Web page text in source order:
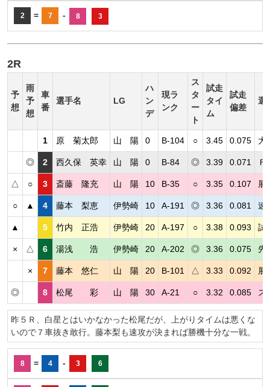
2 = 7 - 8 3
2R
予
想
雨
予
想
車
番
選手名 LG
ハ
ン
デ
現ラ
ンク
ス
タ
ー
ト
試走
タイ
ム
試走
偏差
選
1 原 菊太郎 山 陽 0 B-104 ○ 3.45 0.075 大
◎ 2 西久保 英幸 山 陽 0 B-84 ◎ 3.39 0.071
△ ○ 3 斎藤 隆充 山 陽 10 B-35 ○ 3.35 0.107 展
○ ▲ 4 藤本 梨恵 伊勢崎 10 A-191 ◎ 3.36 0.081 速
▲ 5 竹内 正浩 伊勢崎 20 A-197 ○ 3.38 0.093 試
× △ 6 湯浅 浩 伊勢崎 20 A-202 ◎ 3.36 0.075 先
× 7 藤本 悠仁 山 陽 20 B-101 △ 3.33 0.092 展
◎ 8 松尾 彩 山 陽 30 A-21 ○ 3.32 0.085 ス
昨５Ｒ、白星とはいかなかった松尾だが、上がりタイムは悪くな
いので７車抜き敢行。藤本梨も速攻が決まれば勝機十分な一戦。
8 = 4 - 3 6